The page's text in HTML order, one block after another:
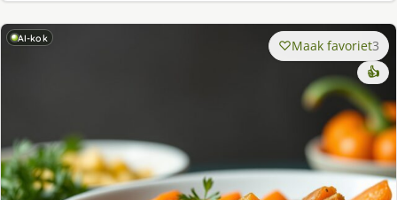
AI-kok Maak favoriet3
👍